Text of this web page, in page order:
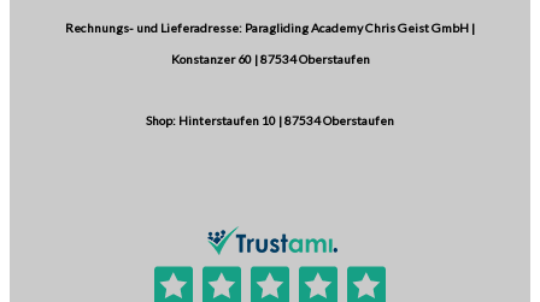
Rechnungs- und Lieferadresse: Paragliding Academy Chris Geist GmbH |
Konstanzer 60 | 87534 Oberstaufen
Shop: Hinterstaufen 10 | 87534 Oberstaufen